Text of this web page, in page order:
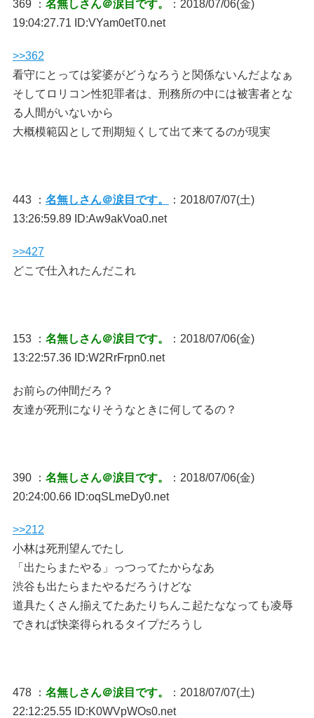
369 ： 名無しさん＠涙目です。
：2018/07/06(金)
19:04:27.71 ID:VYam0etT0.net
>>362
看守にとっては娑婆がどうなろうと関係ないんだよなぁ
そしてロリコン性犯罪者は、刑務所の中には被害者とな
る人間がいないから
大概模範囚として刑期短くして出て来てるのが現実
443 ： 名無しさん＠涙目です。
：2018/07/07(土)
13:26:59.89 ID:Aw9akVoa0.net
>>427
どこで仕入れたんだこれ
153 ： 名無しさん＠涙目です。
：2018/07/06(金)
13:22:57.36 ID:W2RrFrpn0.net
お前らの仲間だろ？
友達が死刑になりそうなときに何してるの？
390 ： 名無しさん＠涙目です。
：2018/07/06(金)
20:24:00.66 ID:oqSLmeDy0.net
>>212
小林は死刑望んでたし
「出たらまたやる」っつってたからなあ
渋谷も出たらまたやるだろうけどな
道具たくさん揃えてたあたりちんこ起たななっても凌辱
できれば快楽得られるタイプだろうし
478 ： 名無しさん＠涙目です。
：2018/07/07(土)
22:12:25.55 ID:K0WVpWOs0.net